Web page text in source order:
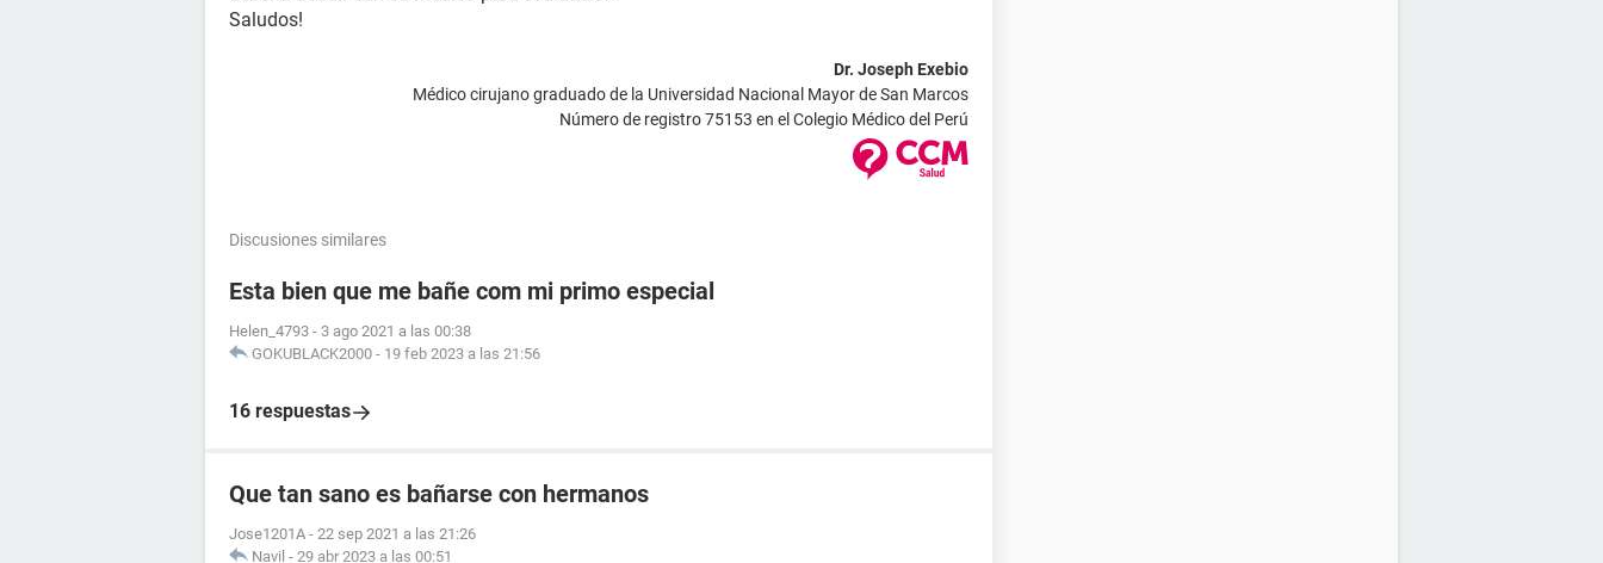
Saludos!
Dr. Joseph Exebio
Médico cirujano graduado de la Universidad Nacional Mayor de San Marcos
Número de registro 75153 en el Colegio Médico del Perú
Discusiones similares
Esta bien que me bañe com mi primo especial
Helen_4793 - 3 ago 2021 a las 00:38
GOKUBLACK2000 - 19 feb 2023 a las 21:56
16 respuestas
Que tan sano es bañarse con hermanos
Jose1201A - 22 sep 2021 a las 21:26
Navil - 29 abr 2023 a las 00:51